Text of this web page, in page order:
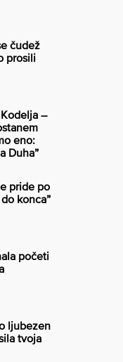
čudež
prosili
–
eno:
Duha”
pride po
konca”
početi
ljubezen
tvoja